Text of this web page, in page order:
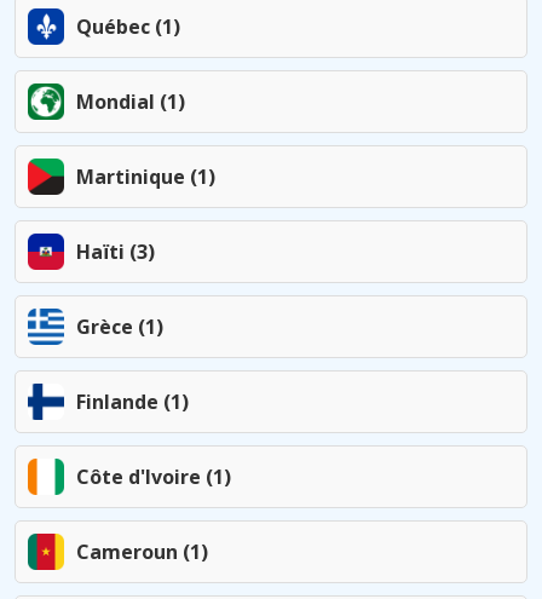
Québec (1)
Mondial (1)
Martinique (1)
Haïti (3)
Grèce (1)
Finlande (1)
Côte d'Ivoire (1)
Cameroun (1)